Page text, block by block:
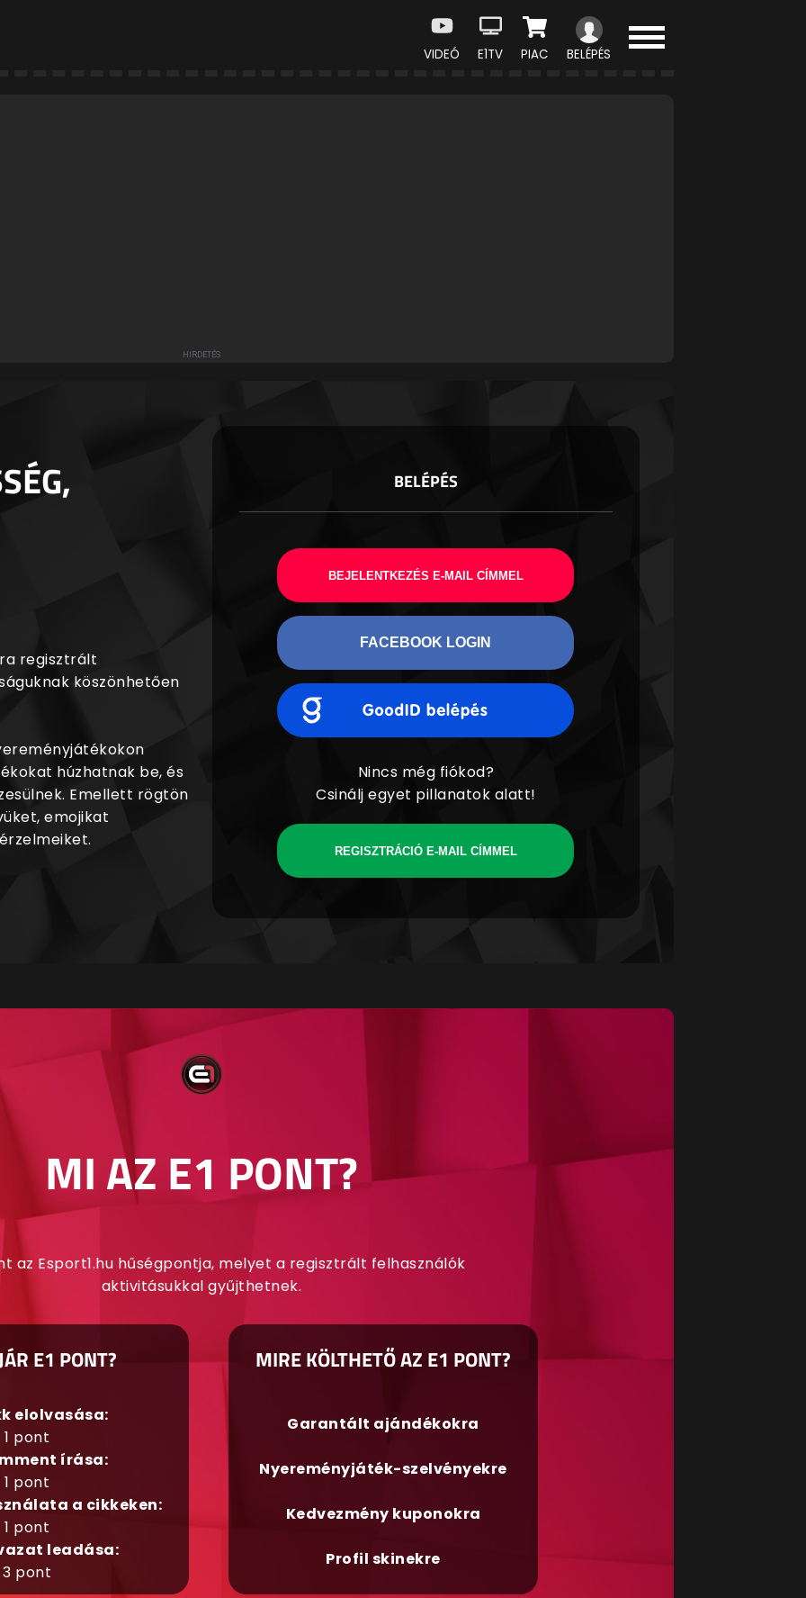
VIDEÓ E1TV PIAC BELÉPÉS
regisztrált
köszönhetően
húzhatnak be, és
Emellett rögtön
emojikat
BELÉPÉS
BEJELENTKEZÉS E-MAIL CÍMMEL
FACEBOOK LOGIN
Nincs még fiókod?
Csinálj egyet pillanatok alatt!
REGISZTRÁCIÓ E-MAIL CÍMMEL
MI AZ E1 PONT?
az Esport1.hu hűségpontja, melyet a regisztrált felhasználók
aktivitásukkal gyűjthetnek.
E1 PONT?
elolvasása:
1 pont
írása:
1 pont
a cikkeken:
1 pont
leadása:
3 pont
MIRE KÖLTHETŐ AZ E1 PONT?
Garantált ajándékokra
Nyereményjáték-szelvényekre
Kedvezmény kuponokra
Profil skinekre